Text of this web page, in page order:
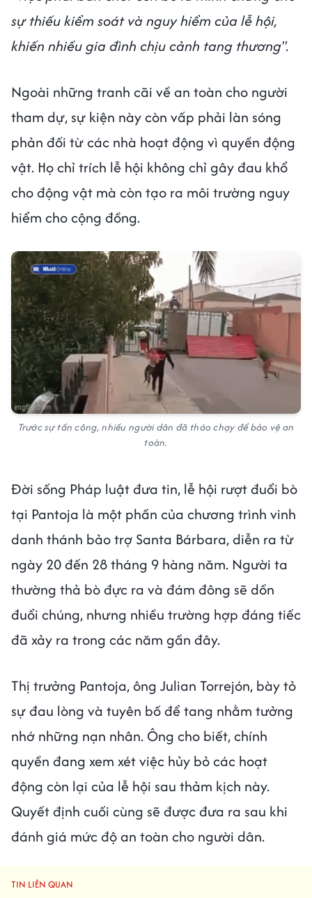
sự thiếu kiểm soát và nguy hiểm của lễ hội,
khiến nhiều gia đình chịu cảnh tang thương".
Ngoài những tranh cãi về an toàn cho người
tham dự, sự kiện này còn vấp phải làn sóng
phản đối từ các nhà hoạt động vì quyền động
vật. Họ chỉ trích lễ hội không chỉ gây đau khổ
cho động vật mà còn tạo ra môi trường nguy
hiểm cho cộng đồng.
Trước sự tấn công, nhiều người dân đã tháo chạy để bảo vệ an
toàn.
Đời sống Pháp luật đưa tin, lễ hội rượt đuổi bò
tại Pantoja là một phần của chương trình vinh
danh thánh bảo trợ Santa Bárbara, diễn ra từ
ngày 20 đến 28 tháng 9 hàng năm. Người ta
thường thả bò đực ra và đám đông sẽ dồn
đuổi chúng, nhưng nhiều trường hợp đáng tiếc
đã xảy ra trong các năm gần đây.
Thị trưởng Pantoja, ông Julian Torrejón, bày tỏ
sự đau lòng và tuyên bố để tang nhằm tưởng
nhớ những nạn nhân. Ông cho biết, chính
quyền đang xem xét việc hủy bỏ các hoạt
động còn lại của lễ hội sau thảm kịch này.
Quyết định cuối cùng sẽ được đưa ra sau khi
đánh giá mức độ an toàn cho người dân.
TIN LIÊN QUAN